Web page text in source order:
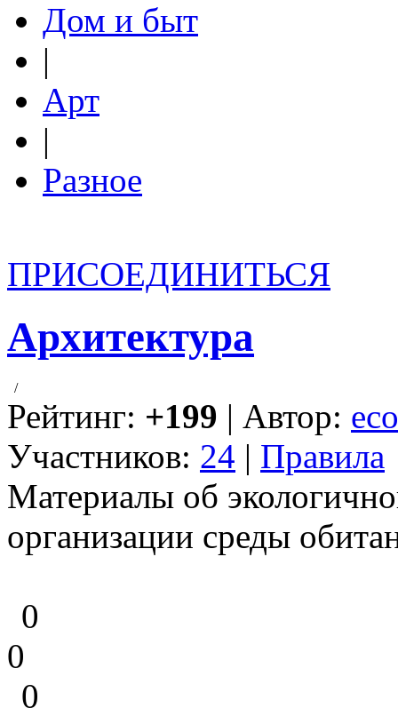
Дом и быт
|
Арт
|
Разное
ПРИСОЕДИНИТЬСЯ
Архитектура
/
Рейтинг: +199 | Автор:
Участников: 24 | Правила
Материалы об
организации среды
0
0
0